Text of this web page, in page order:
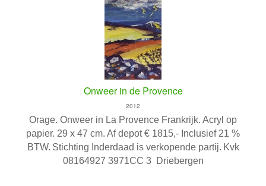
Onweer in de Provence
2012
Orage. Onweer in La Provence Frankrijk. Acryl op
papier. 29 x 47 cm. Af depot € 1815,- Inclusief 21 %
BTW. Stichting Inderdaad is verkopende partij. Kvk
08164927 3971CC 3 Driebergen